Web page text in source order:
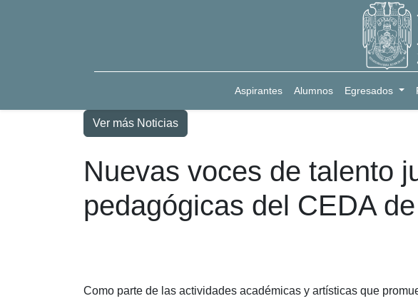
Aspirantes Alumnos Egresados
Ver más Noticias
Nuevas voces de talento
pedagógicas del CEDA
Como parte de las actividades académicas y artísticas que